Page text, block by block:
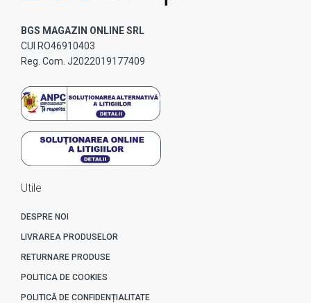
BGS MAGAZIN ONLINE SRL
CUI RO46910403
Reg. Com. J2022019177409
Utile
DESPRE NOI
LIVRAREA PRODUSELOR
RETURNARE PRODUSE
POLITICA DE COOKIES
POLITICĂ DE CONFIDENȚIALITATE